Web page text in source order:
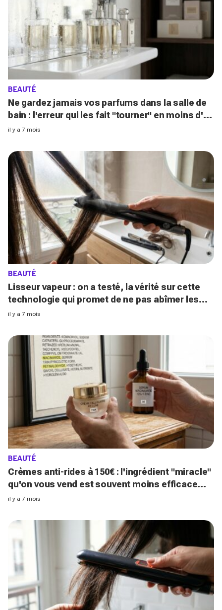
BEAUTÉ
Ne gardez jamais vos parfums dans la salle de
bain : l'erreur qui les fait "tourner" en moins d'un
an
il y a 7 mois
BEAUTÉ
Lisseur vapeur : on a testé, la vérité sur cette
technologie qui promet de ne pas abîmer les
cheveux
il y a 7 mois
BEAUTÉ
Crèmes anti-rides à 150€ : l'ingrédient "miracle"
qu'on vous vend est souvent moins efficace
que cette molécule à 8€
il y a 7 mois